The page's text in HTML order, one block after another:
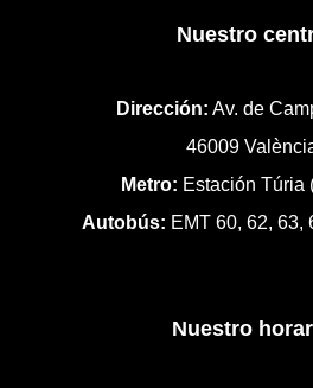
Nuestro
Dirección: Av. de
46009
Metro: Estación Túria
Autobús: EMT 60, 62, 63,
Nuestro